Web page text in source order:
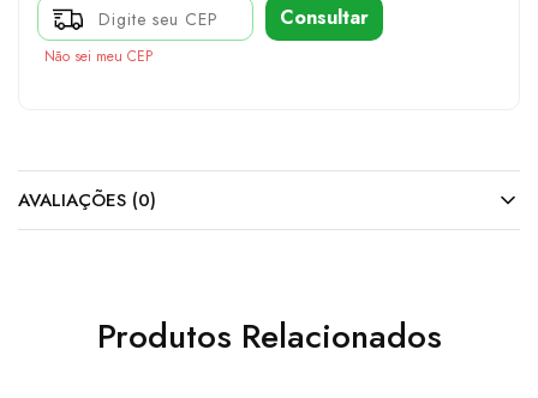
Consultar
Não sei meu CEP
AVALIAÇÕES (0)
Produtos Relacionados